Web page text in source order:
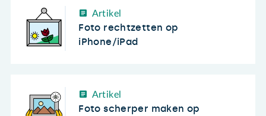
Artikel
Foto rechtzetten op
iPhone/iPad
Artikel
Foto scherper maken op